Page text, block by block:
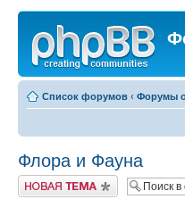
Список форумов ‹ Форумы
Флора и Фауна
Новая тема